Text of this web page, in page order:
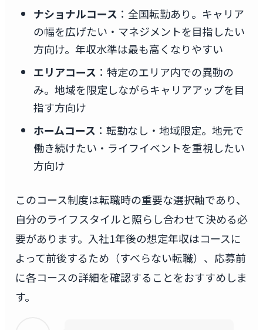
ナショナルコース ：全国転勤あり。キャリア
の幅を広げたい・マネジメントを目指したい
方向け。年収水準は最も高くなりやすい
エリアコース ：特定のエリア内での異動の
み。地域を限定しながらキャリアアップを目
指す方向け
ホームコース ：転勤なし・地域限定。地元で
働き続けたい・ライフイベントを重視したい
方向け
このコース制度は転職時の重要な選択軸であり、
自分のライフスタイルと照らし合わせて決める必
要があります。入社1年後の想定年収はコースに
よって前後するため（すべらない転職）、応募前
に各コースの詳細を確認することをおすすめしま
す。